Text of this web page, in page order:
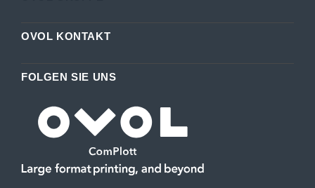
OVOL KONTAKT
FOLGEN SIE UNS